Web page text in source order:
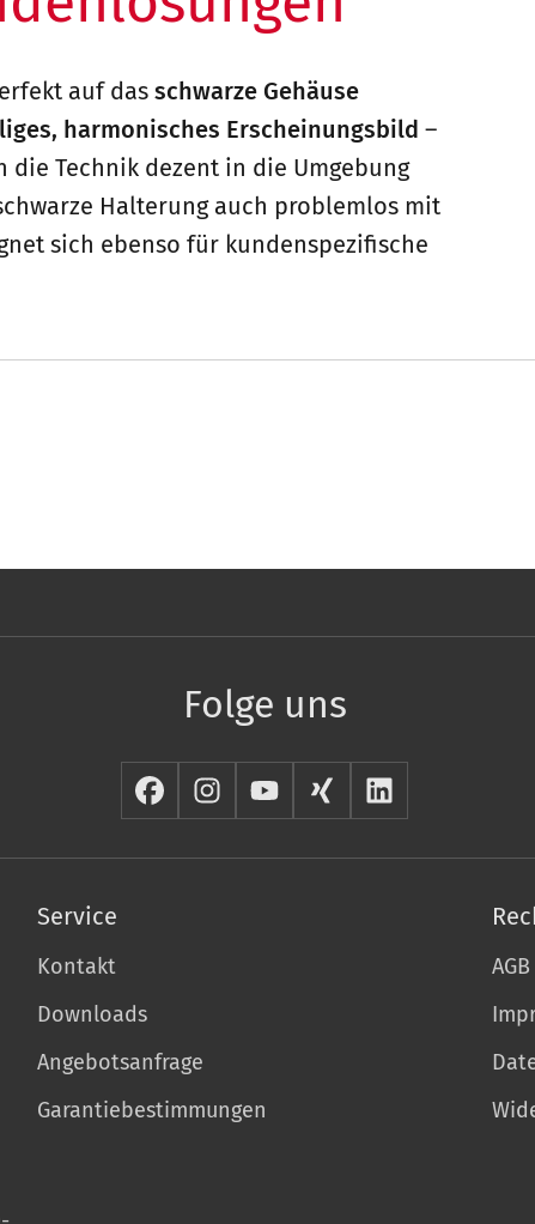
auf das schwarze Gehäuse
harmonisches Erscheinungsbild –
Technik dezent in die Umgebung
Halterung auch problemlos mit
sich ebenso für kundenspezifische
Folge uns
Service
Kontakt
Downloads
Angebotsanfrage
Garantiebestimmungen
AGB